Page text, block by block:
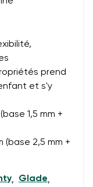
prend
et s'y
1,5 mm +
(base 2,5 mm +
, Glade,
saisies dans
saisies dans